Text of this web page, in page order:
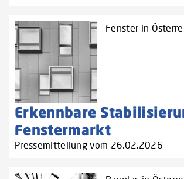
Fenster in
Erkennbare
Fenstermarkt
Pressemitteilung vom 26.02.2026